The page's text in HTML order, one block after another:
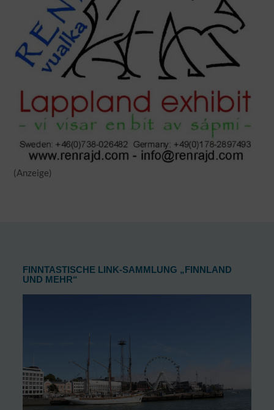
(Anzeige)
FINNTASTISCHE LINK-SAMMLUNG „FINNLAND
UND MEHR“